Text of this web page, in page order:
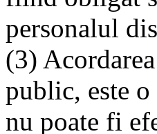
personalul
(3)
public, este
nu poate fi